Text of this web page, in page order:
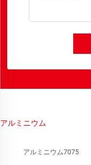
アルミニウム
アルミニウム7075